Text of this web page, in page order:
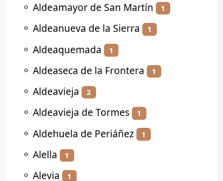
⚬ Aldeamayor de San Martín 1
⚬ Aldeanueva de la Sierra 1
⚬ Aldeaquemada 1
⚬ Aldeaseca de la Frontera 1
⚬ Aldeavieja 2
⚬ Aldeavieja de Tormes 1
⚬ Aldehuela de Periáñez 1
⚬ Alella 1
⚬ Alevia 1